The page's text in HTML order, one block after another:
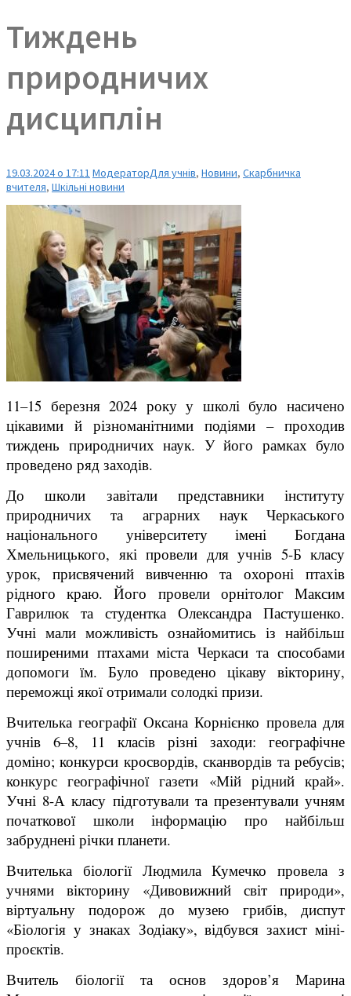
Тиждень
природничих
дисциплін
19.03.2024 о 17:11 МодераторДля учнів, Новини, Скарбничка
вчителя, Шкільні новини
11–15 березня 2024 року у школі було насичено
цікавими й різноманітними подіями – проходив
тиждень природничих наук. У його рамках було
проведено ряд заходів.
До школи завітали представники інституту
природничих та аграрних наук Черкаського
національного університету імені Богдана
Хмельницького, які провели для учнів 5-Б класу
урок, присвячений вивченню та охороні птахів
рідного краю. Його провели орнітолог Максим
Гаврилюк та студентка Олександра Пастушенко.
Учні мали можливість ознайомитись із найбільш
поширеними птахами міста Черкаси та способами
допомоги їм. Було проведено цікаву вікторину,
переможці якої отримали солодкі призи.
Вчителька географії Оксана Корнієнко провела для
учнів 6­­–8, 11 класів різні заходи: географічне
доміно; конкурси кросвордів, сканвордів та ребусів;
конкурс географічної газети «Мій рідний край».
Учні 8-А класу підготували та презентували учням
початкової школи інформацію про найбільш
забруднені річки планети.
Вчителька біології Людмила Кумечко провела з
учнями вікторину «Дивовижний світ природи»,
віртуальну подорож до музею грибів, диспут
«Біологія у знаках Зодіаку», відбувся захист міні-
проєктів.
Вчитель біології та основ здоров’я Марина